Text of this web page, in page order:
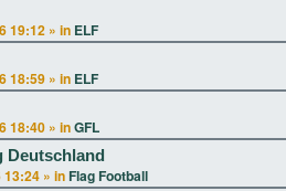
19:12 » in ELF
18:59 » in ELF
18:40 » inGFL
Deutschland
13:24 » in Flag Football